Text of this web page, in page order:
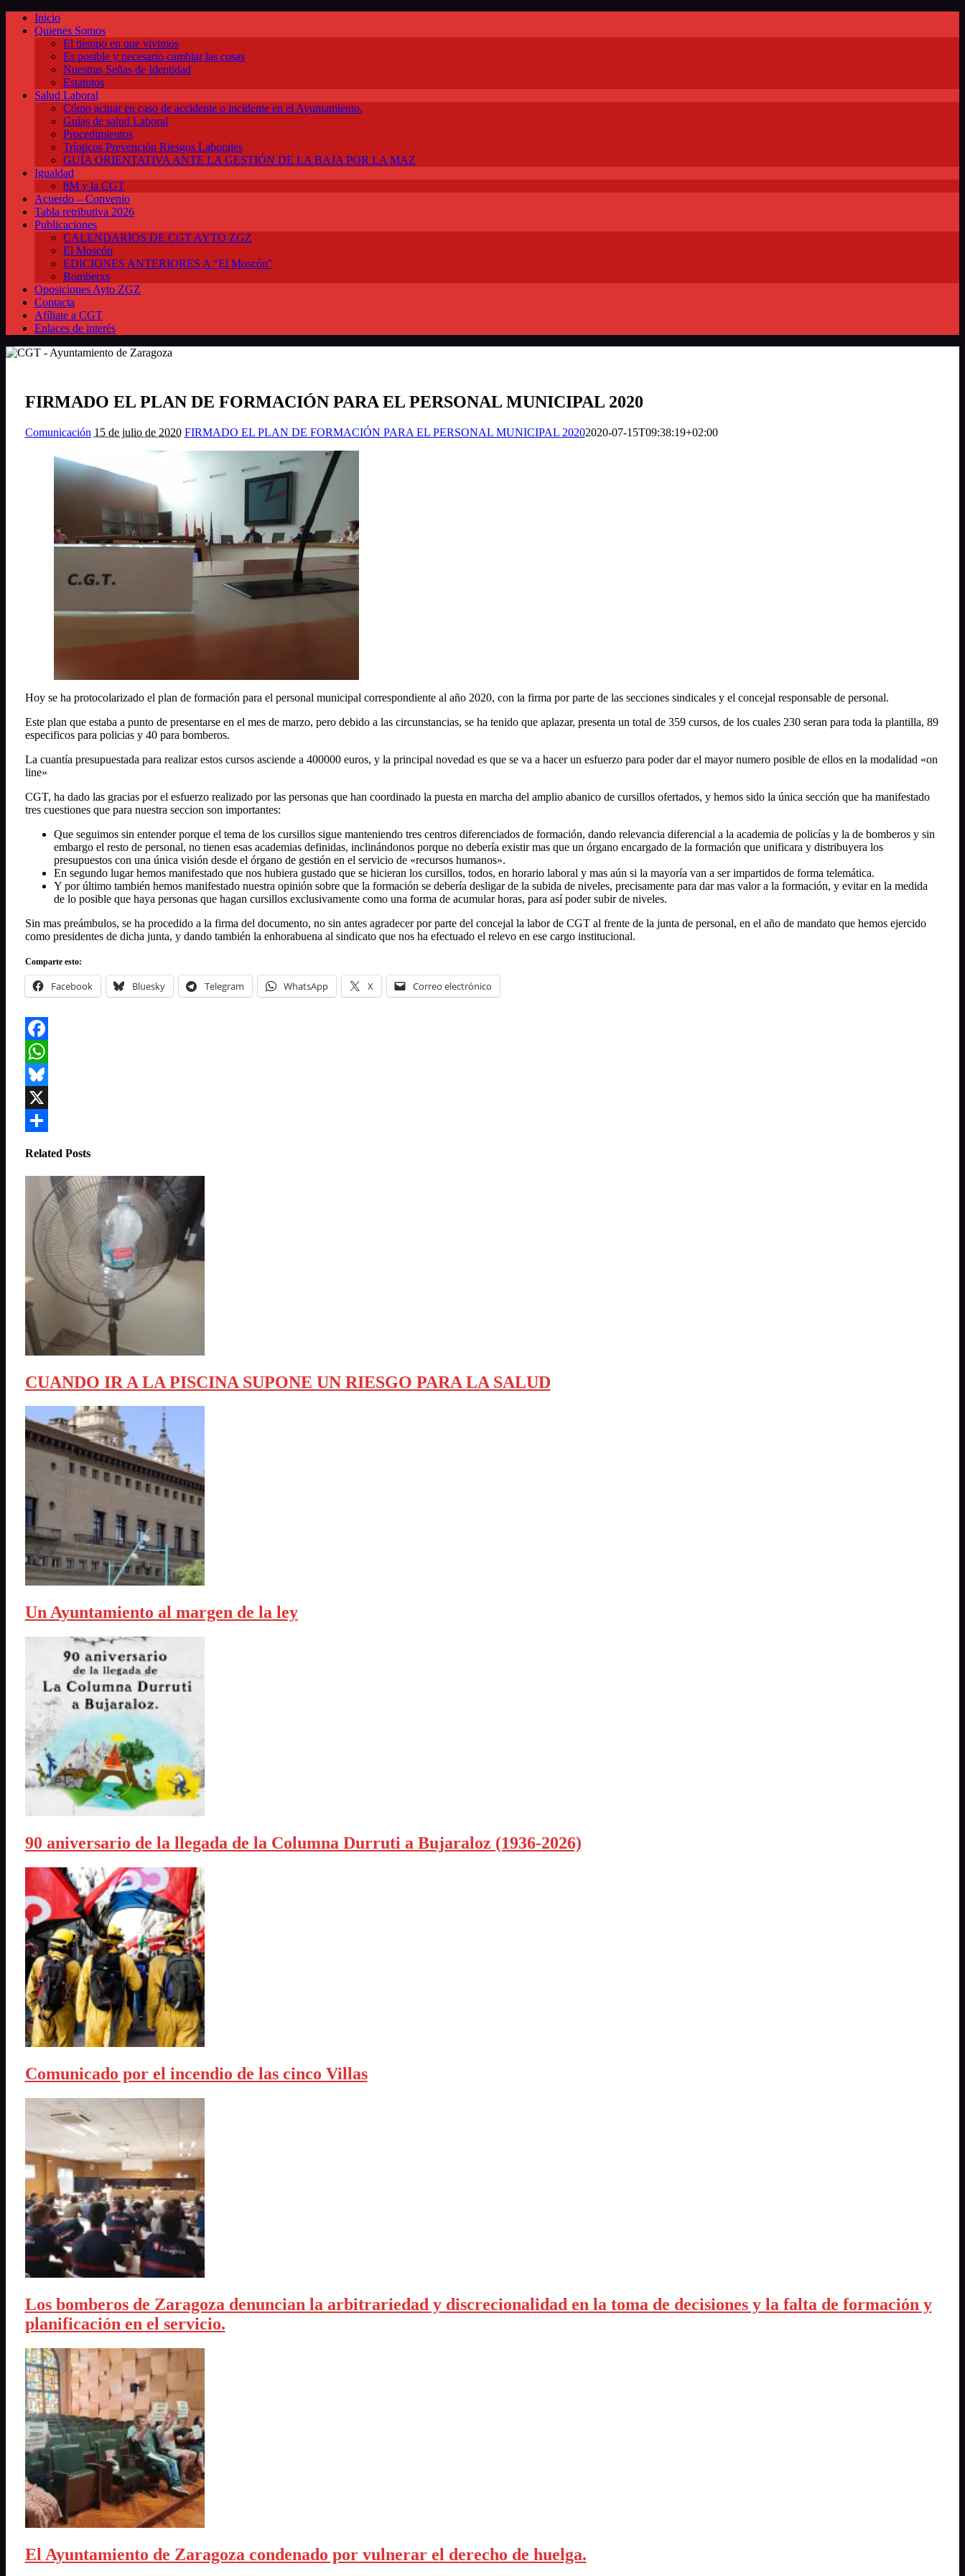
Inicio
Quienes Somos
El tiempo en que vivimos
Es posible y necesario cambiar las cosas
Nuestras Señas de Identidad
Estatutos
Salud Laboral
Cómo actuar en caso de accidente o incidente en el Ayuntamiento.
Guías de salud Laboral
Procedimientos
Trípticos Prevención Riesgos Laborales
GUÍA ORIENTATIVA ANTE LA GESTIÓN DE LA BAJA POR LA MAZ
Igualdad
8M y la CGT
Acuerdo – Convenio
Tabla retributiva 2026
Publicaciones
CALENDARIOS DE CGT AYTO ZGZ
El Moscón
EDICIONES ANTERIORES A “El Moscón”
Bomberxs
Oposiciones Ayto ZGZ
Contacta
Afíliate a CGT
Enlaces de interés
FIRMADO EL PLAN DE FORMACIÓN PARA EL PERSONAL MUNICIPAL 2020
Comunicación 15 de julio de 2020 FIRMADO EL PLAN DE FORMACIÓN PARA EL PERSONAL MUNICIPAL 20202020-07-15T09:38:19+02:00
Hoy se ha protocolarizado el plan de formación para el personal municipal correspondiente al año 2020, con la firma por parte de las secciones sindicales y el concejal responsable de personal.
Este plan que estaba a punto de presentarse en el mes de marzo, pero debido a las circunstancias, se ha tenido que aplazar, presenta un total de 359 cursos, de los cuales 230 seran para toda la plantilla, 89
especificos para policias y 40 para bomberos.
La cuantía presupuestada para realizar estos cursos asciende a 400000 euros, y la principal novedad es que se va a hacer un esfuerzo para poder dar el mayor numero posible de ellos en la modalidad «on
line»
CGT, ha dado las gracias por el esfuerzo realizado por las personas que han coordinado la puesta en marcha del amplio abanico de cursillos ofertados, y hemos sido la única sección que ha manifestado
tres cuestiones que para nuestra seccion son importantes:
Que seguimos sin entender porque el tema de los cursillos sigue manteniendo tres centros diferenciados de formación, dando relevancia diferencial a la academia de policías y la de bomberos y sin
embargo el resto de personal, no tienen esas academias definidas, inclinándonos porque no debería existir mas que un órgano encargado de la formación que unificara y distribuyera los
presupuestos con una única visión desde el órgano de gestión en el servicio de «recursos humanos».
En segundo lugar hemos manifestado que nos hubiera gustado que se hicieran los cursillos, todos, en horario laboral y mas aún si la mayoría van a ser impartidos de forma telemática.
Y por último también hemos manifestado nuestra opinión sobre que la formación se debería desligar de la subida de niveles, precisamente para dar mas valor a la formación, y evitar en la medida
de lo posible que haya personas que hagan cursillos exclusivamente como una forma de acumular horas, para así poder subir de niveles.
Sin mas preámbulos, se ha procedido a la firma del documento, no sin antes agradecer por parte del concejal la labor de CGT al frente de la junta de personal, en el año de mandato que hemos ejercido
como presidentes de dicha junta, y dando también la enhorabuena al sindicato que nos ha efectuado el relevo en ese cargo institucional.
Comparte esto:
Facebook Bluesky Telegram WhatsApp X Correo electrónico
Facebook
WhatsApp
Bluesky
X
Related Posts
CUANDO IR A LA PISCINA SUPONE UN RIESGO PARA LA SALUD
Un Ayuntamiento al margen de la ley
90 aniversario de la llegada de la Columna Durruti a Bujaraloz (1936-2026)
Comunicado por el incendio de las cinco Villas
Los bomberos de Zaragoza denuncian la arbitrariedad y discrecionalidad en la toma de decisiones y la falta de formación y
planificación en el servicio.
El Ayuntamiento de Zaragoza condenado por vulnerar el derecho de huelga.